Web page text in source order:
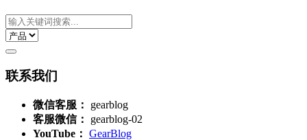
联系我们
微信客服：
gearblog
客服微信：
gearblog-02
YouTube： GearBlog